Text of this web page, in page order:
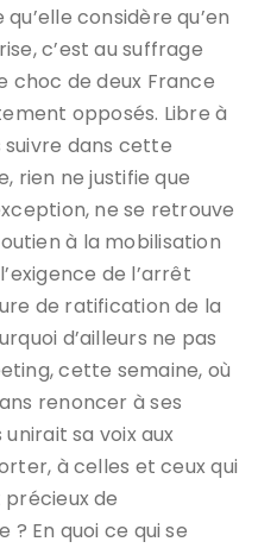
considère qu’en
c’est au suffrage
choc de deux France
opposés. Libre à
suivre dans cette
rien ne justifie que
ne se retrouve
à la mobilisation
de l’arrêt
de ratification de la
d’ailleurs ne pas
cette semaine, où
renoncer à ses
sa voix aux
à celles et ceux qui
de
En quoi ce qui se